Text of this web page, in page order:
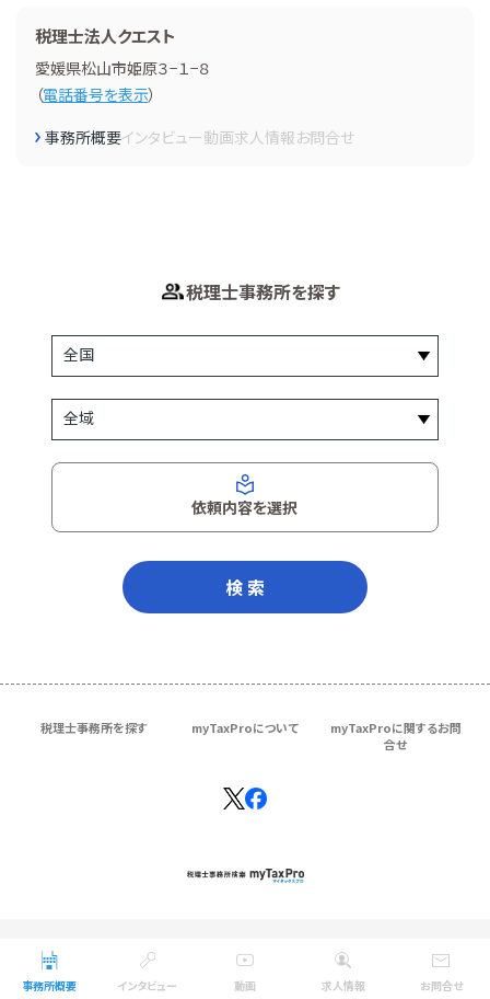
事務所概要 インタビュー 動画 求人情報 お問合せ
税理士法人クエスト
愛媛県松山市姫原３−１−８
（電話番号を表示）
事務所概要インタビュー動画求人情報お問合せ
税理士事務所を探す
依頼内容を選択
検 索
税理士事務所を探す myTaxProについて
myTaxProに関するお問
合せ
Copyright © ＴＫＣ Corporation
All Rights Reserved.